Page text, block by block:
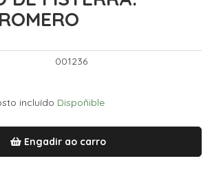
001236
incluído Dispoñible
Engadir ao carro